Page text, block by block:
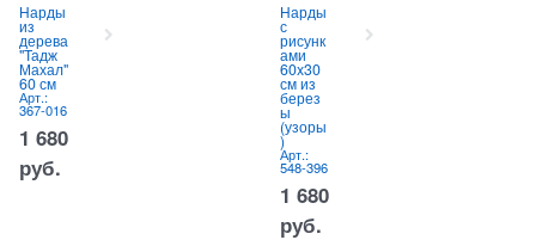
Нарды
из
дерева
"Тадж
Махал"
60 см
Арт.:
367-016
1 680
руб.
Нарды
с
рисунк
ами
60x30
см из
берез
ы
(узоры
)
Арт.:
548-396
1 680
руб.